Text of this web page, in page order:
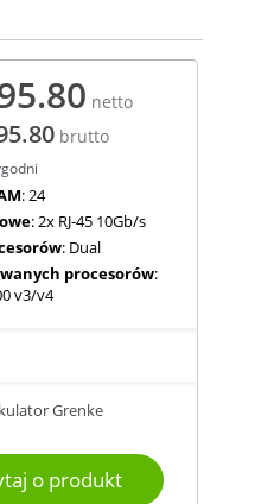
netto
brutto
: 24
: 2x RJ-45 10Gb/s
: Dual
procesorów:
v3/v4
o produkt